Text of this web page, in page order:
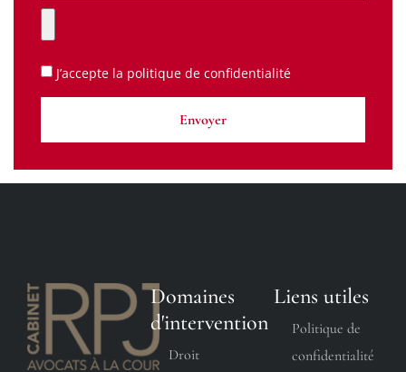
J’accepte la politique de confidentialité
Envoyer
Domaines
d'intervention
Droit
Liens utiles
Politique de
confidentialité